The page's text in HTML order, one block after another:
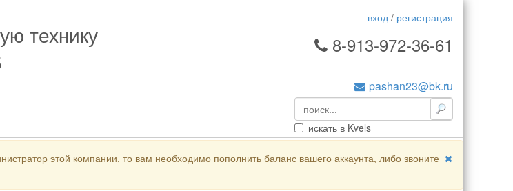
8-913-972-36-61
pashan23@bk.ru
вход / регистрация
искать в Kvels
технику
этой компании, то вам необходимо пополнить баланс вашего аккаунта, либо звоните